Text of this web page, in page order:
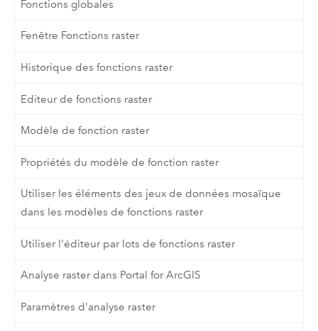
Fonctions globales
Fenêtre Fonctions raster
Historique des fonctions raster
Editeur de fonctions raster
Modèle de fonction raster
Propriétés du modèle de fonction raster
Utiliser les éléments des jeux de données mosaïque
dans les modèles de fonctions raster
Utiliser l'éditeur par lots de fonctions raster
Analyse raster dans Portal for ArcGIS
Paramètres d'analyse raster